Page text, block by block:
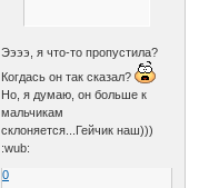
Ээээ, я что-то пропустила?
Когдась он так сказал?
Но, я думаю, он больше к
мальчикам
склоняется...Гейчик наш)))
:wub:
0